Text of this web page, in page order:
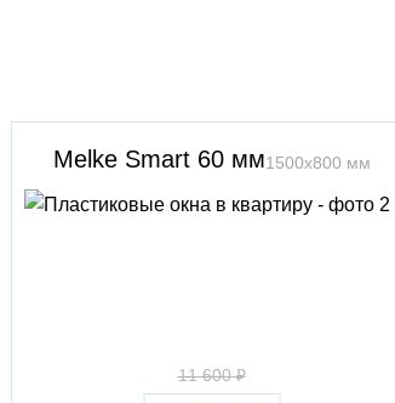
Melke Smart 60 мм1500х800 мм
11 600 ₽